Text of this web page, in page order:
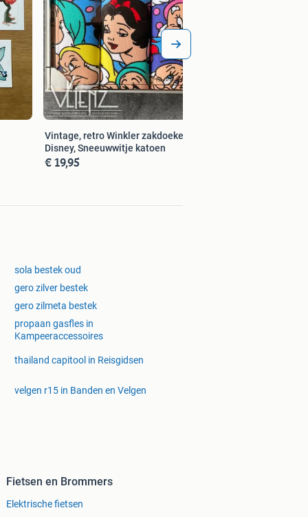
Vintage, retro Winkler zakdoeken
Disney, Sneeuwwitje katoen
€ 19,95
sola bestek oud
gero zilver bestek
gero zilmeta bestek
propaan gasfles in
Kampeeraccessoires
thailand capitool in Reisgidsen
velgen r15 in Banden en Velgen
Fietsen en Brommers
Elektrische fietsen